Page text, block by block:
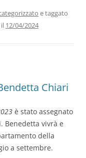
e taggato
il 12/04/2024
Chiari
è stato assegnato
Benedetta vivrà e
della
a settembre.